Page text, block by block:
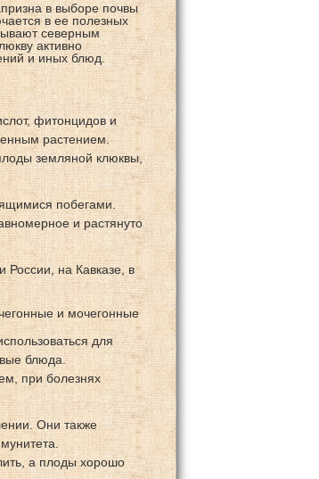
в выборе почвы
в ее полезных
северным
активно
и иных блюд.
фитонцидов и
растением.
земляной клюквы,
побегами.
и растянуто
России, на Кавказе, в
и мочегонные
для
блюда.
при болезнях
Они также
а плоды хорошо